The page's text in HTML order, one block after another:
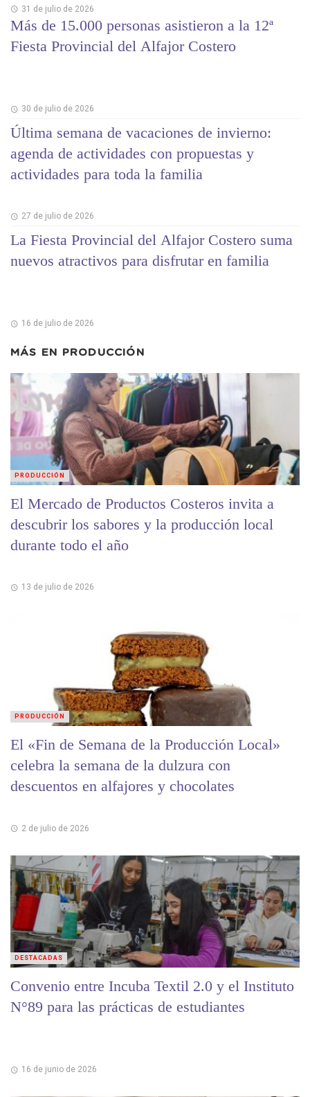
31 de julio de 2026
Más de 15.000 personas asistieron a la 12ª
Fiesta Provincial del Alfajor Costero
30 de julio de 2026
Última semana de vacaciones de invierno:
agenda de actividades con propuestas y
actividades para toda la familia
27 de julio de 2026
La Fiesta Provincial del Alfajor Costero suma
nuevos atractivos para disfrutar en familia
16 de julio de 2026
MÁS EN PRODUCCIÓN
El Mercado de Productos Costeros invita a
descubrir los sabores y la producción local
durante todo el año
13 de julio de 2026
PRODUCCIÓN
El «Fin de Semana de la Producción Local»
celebra la semana de la dulzura con
descuentos en alfajores y chocolates
2 de julio de 2026
PRODUCCIÓN
Convenio entre Incuba Textil 2.0 y el Instituto
N°89 para las prácticas de estudiantes
16 de junio de 2026
DESTACADAS